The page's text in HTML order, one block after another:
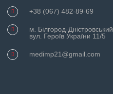
+38 (067) 482-89-69
м. Білгород-Дністровський,
вул. Героїв України 11/5
medimp21@gmail.com